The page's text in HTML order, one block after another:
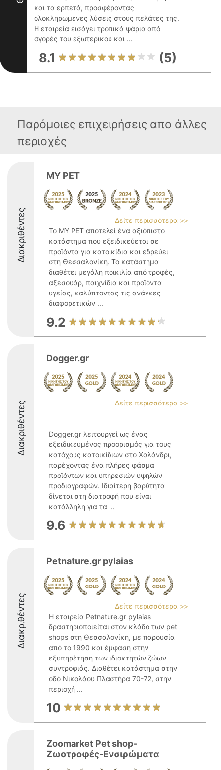
και τα ερπετά, προσφέροντας
ολοκληρωμένες λύσεις στους πελάτες της.
Η εταιρεία εισάγει τροπικά ψάρια από
αγορές του εξωτερικού και ...
8.1 (5)
Παρόμοιες επιχειρήσεις απο άλλες
περιοχές
Διακριθέντες
MY PET
Δείτε περισσότερα >>
Το MY PET αποτελεί ένα αξιόπιστο
κατάστημα που εξειδικεύεται σε
προϊόντα για κατοικίδια και εδρεύει
στη Θεσσαλονίκη. Το κατάστημα
διαθέτει μεγάλη ποικιλία από τροφές,
αξεσουάρ, παιχνίδια και προϊόντα
υγείας, καλύπτοντας τις ανάγκες
διαφορετικών ...
9.2
Διακριθέντες
Dogger.gr
Δείτε περισσότερα >>
Dogger.gr λειτουργεί ως ένας
εξειδικευμένος προορισμός για τους
κατόχους κατοικίδιων στο Χαλάνδρι,
παρέχοντας ένα πλήρες φάσμα
προϊόντων και υπηρεσιών υψηλών
προδιαγραφών. Ιδιαίτερη βαρύτητα
δίνεται στη διατροφή που είναι
κατάλληλη για τα ...
9.6
Διακριθέντες
Petnature.gr pylaias
Δείτε περισσότερα >>
Η εταιρεία Petnature.gr pylaias
δραστηριοποιείται στον κλάδο των pet
shops στη Θεσσαλονίκη, με παρουσία
από το 1990 και έμφαση στην
εξυπηρέτηση των ιδιοκτητών ζώων
συντροφιάς. Διαθέτει κατάστημα στην
οδό Νικολάου Πλαστήρα 70-72, στην
περιοχή ...
10
Zoomarket Pet shop-
Ζωοτροφές-Ενσιρώματα